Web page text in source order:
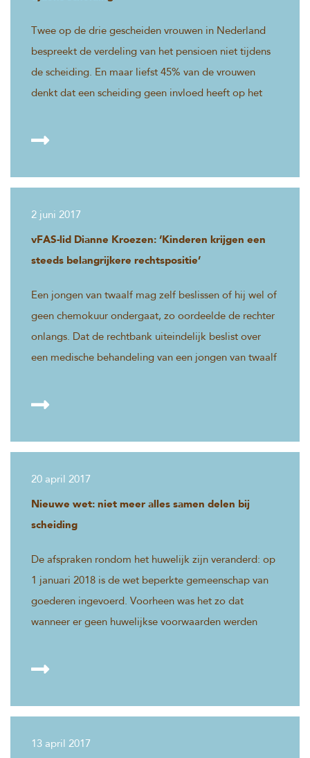
Twee op de drie gescheiden vrouwen in Nederland
bespreekt de verdeling van het pensioen niet tijdens
de scheiding. En maar liefst 45% van de vrouwen
denkt dat een scheiding geen invloed heeft op het
uitvoerde in opdracht van Mijnpensioenoverzicht.nl.
gevolgen, met in het ergste geval een flink
2 juni 2017
vFAS-lid Dianne Kroezen: ‘Kinderen krijgen een
steeds belangrijkere rechtspositie’
Een jongen van twaalf mag zelf beslissen of hij wel of
geen chemokuur ondergaat, zo oordeelde de rechter
onlangs. Dat de rechtbank uiteindelijk beslist over
een medische behandeling van een jongen van twaalf
unieke zaak’, zegt Dianne Kroezen,
Familierecht Advocaten Scheidingsmediators (vFAS).
behandeling uiteindelijk wel samen uit en hoeft de
rechter niet ingeschakeld te worden.’
20 april 2017
Nieuwe wet: niet meer alles samen delen bij
scheiding
De afspraken rondom het huwelijk zijn veranderd: op
1 januari 2018 is de wet beperkte gemeenschap van
goederen ingevoerd. Voorheen was het zo dat
wanneer er geen huwelijkse voorwaarden werden
gemeenschap van goederen. Door de nieuwe wet is
13 april 2017